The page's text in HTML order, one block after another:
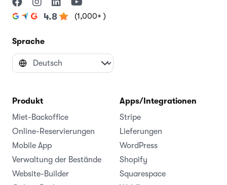
4.8 (1,000+ )
Sprache
Produkt
Miet-Backoffice
Online-Reservierungen
Mobile App
Verwaltung der Bestände
Website-Builder
Apps/Integrationen
Stripe
Lieferungen
WordPress
Shopify
Squarespace